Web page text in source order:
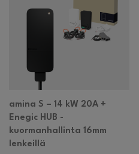
amina S – 14 kW 20A +
Enegic HUB -
kuormanhallinta 16mm
lenkeillä